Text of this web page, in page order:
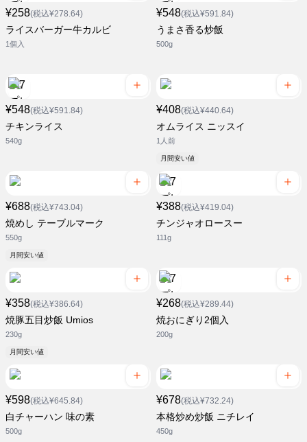
¥258(税込¥278.64)
ライスバーガー牛カルビ
1個入
¥548(税込¥591.84)
うまさ香る炒飯
500g
¥548(税込¥591.84)
チキンライス
540g
¥408(税込¥440.64)
オムライス ニッスイ
1人前
月間安い値
¥688(税込¥743.04)
焼めし テーブルマーク
550g
月間安い値
¥388(税込¥419.04)
チンジャオロースー
111g
¥358(税込¥386.64)
焼豚五目炒飯 Umios
230g
月間安い値
¥268(税込¥289.44)
焼おにぎり2個入
200g
¥598(税込¥645.84)
白チャーハン 味の素
500g
¥678(税込¥732.24)
本格炒め炒飯 ニチレイ
450g